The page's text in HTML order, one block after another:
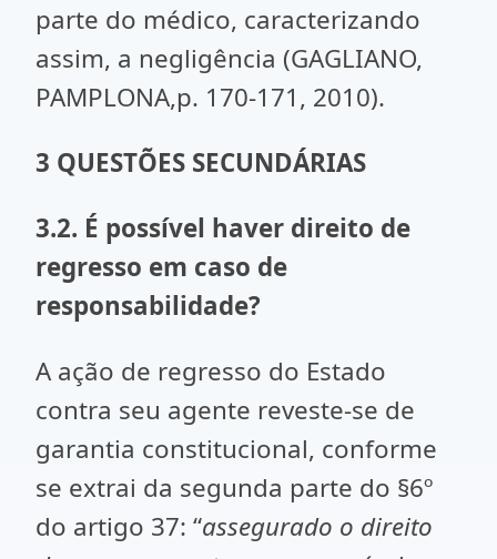
parte do médico, caracterizando
assim, a negligência (GAGLIANO,
PAMPLONA,p. 170-171, 2010).
3 QUESTÕES SECUNDÁRIAS
3.2. É possível haver direito de
regresso em caso de
responsabilidade?
A ação de regresso do Estado
contra seu agente reveste-se de
garantia constitucional, conforme
se extrai da segunda parte do §6º
do artigo 37: “assegurado o direito